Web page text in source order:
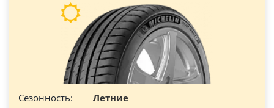
Сезонность:
Летние